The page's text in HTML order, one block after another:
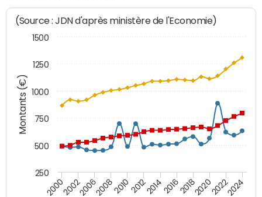
Montants (€)
(Source : JDN d'après ministère de l'Economie)
200020022006200820102012201420162018202020222024
250
500
750
1000
1250
1500